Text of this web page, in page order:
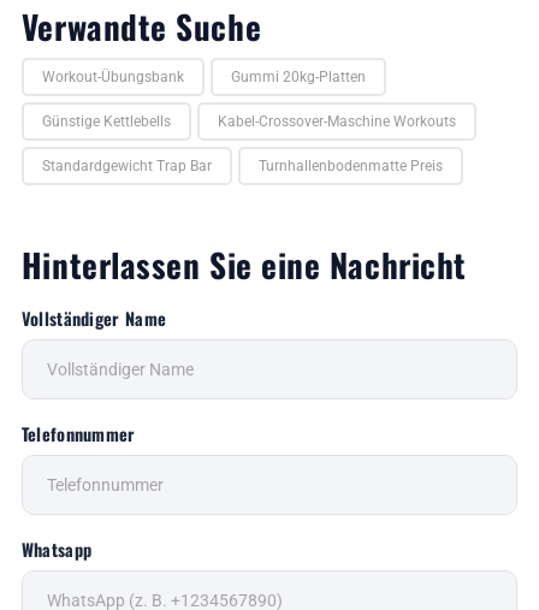
Verwandte Suche
Workout-Übungsbank Gummi 20kg-Platten
Günstige Kettlebells Kabel-Crossover-Maschine Workouts
Standardgewicht Trap Bar Turnhallenbodenmatte Preis
Hinterlassen Sie eine Nachricht
Vollständiger Name
Telefonnummer
Whatsapp